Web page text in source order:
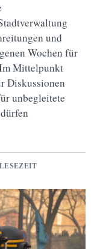
und
Wochen für
Mittelpunkt
Diskussionen
unbegleitete